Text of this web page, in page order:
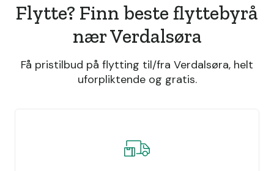
Flytte? Finn beste flyttebyrå
nær Verdalsøra
Få pristilbud på flytting til/fra Verdalsøra, helt
uforpliktende og gratis.